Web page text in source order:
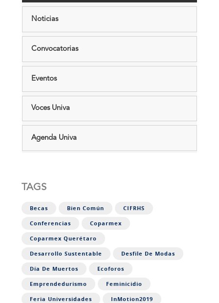
Noticias
Convocatorias
Eventos
Voces Univa
Agenda Univa
TAGS
Becas Bien Común CIFRHS
Conferencias Coparmex
Coparmex Querétaro
Desarrollo Sustentable Desfile De Modas
Día De Muertos Ecoforos
Emprendedurismo Feminicidio
Feria Universidades InMotion2019